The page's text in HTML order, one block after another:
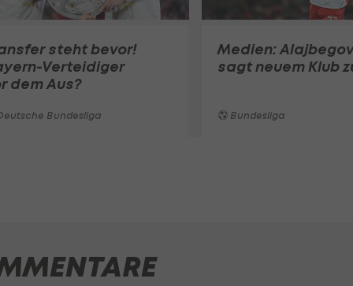
steht bevor!
Verteidiger
dem Aus?
Bundesliga
Medien:
sagt neuem Klub
Bundesliga